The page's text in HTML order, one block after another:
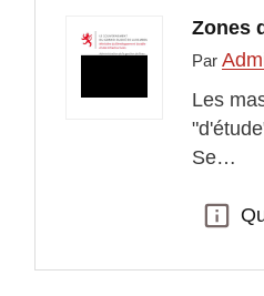
Zones
Par
Les
Se…